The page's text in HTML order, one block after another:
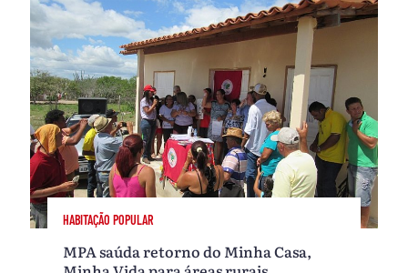
HABITAÇÃO POPULAR
MPA saúda retorno do Minha Casa,